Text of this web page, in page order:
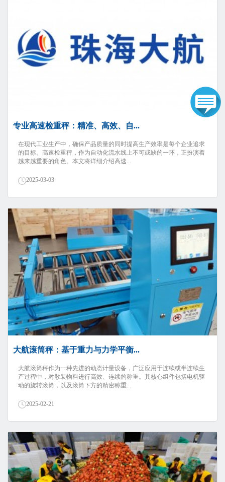
专业高速检重秤：精准、高效、自...
在现代工业生产中，确保产品质量的同时提高生产效率是每个企业追求
的目标。高速检重秤，作为自动化流水线上不可或缺的一环，正扮演着
越来越重要的角色。本文将详细介绍高速...
2025-03-03
大航滚筒秤：基于重力与力学平衡...
大航滚筒秤作为一种先进的动态计量设备，广泛应用于连续或半连续生
产过程中，对散装物料进行高效、连续的称重。其核心组件包括电机驱
动的旋转滚筒，以及滚筒下方的精密称重...
2025-02-21